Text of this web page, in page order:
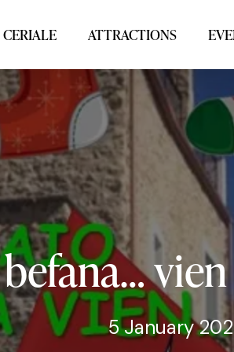
ATTRACTIONS
befana…vien
5 January